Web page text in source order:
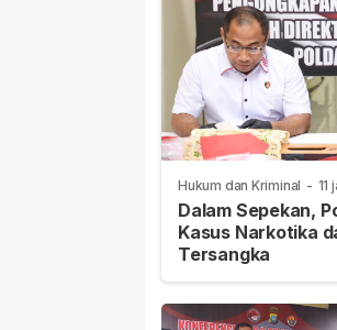
Hukum dan Kriminal - 11
Dalam Sepekan,
Kasus Narkotika
Tersangka